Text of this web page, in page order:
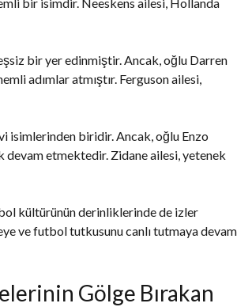
bir yer edinmiştir. Ancak, oğlu Darren
adımlar atmıştır. Ferguson ailesi,
isimlerinden biridir. Ancak, oğlu Enzo
devam etmektedir. Zidane ailesi, yetenek
kültürünün derinliklerinde de izler
ve futbol tutkusunu canlı tutmaya devam
Gölge Bırakan